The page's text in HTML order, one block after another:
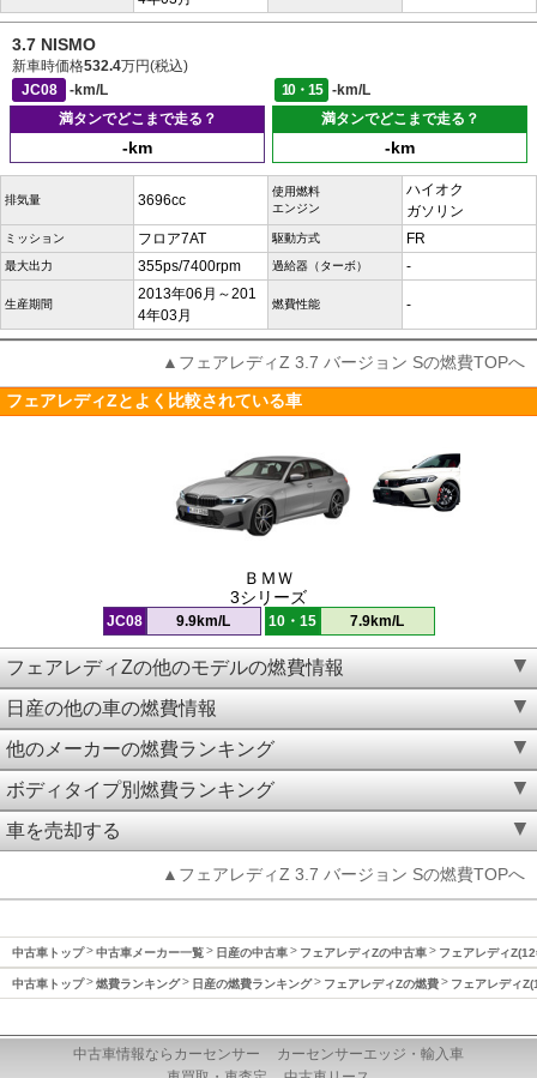
3.7 NISMO
新車時価格532.4万円(税込)
JC08
-km/L 10・15
-km/L
満タンでどこまで走る？
-km
満タンでどこまで走る？
-km
排気量 3696cc
使用燃料
エンジン
ハイオク
ガソリン
ミッション フロア7AT 駆動方式 FR
最大出力 355ps/7400rpm 過給器（ターボ） -
生産期間
2013年06月～201
4年03月
燃費性能 -
▲フェアレディZ 3.7 バージョン Sの燃費TOPへ
フェアレディZとよく比較されている車
ＢＭＷ
3シリーズ
JC08 9.9km/L 10・15 7.9km/L
フェアレディZの他のモデルの燃費情報
日産の他の車の燃費情報
他のメーカーの燃費ランキング
ボディタイプ別燃費ランキング
車を売却する
▲フェアレディZ 3.7 バージョン Sの燃費TOPへ
中古車トップ 中古車メーカー一覧 日産の中古車 フェアレディZの中古車 フェアレディ
中古車トップ 燃費ランキング 日産の燃費ランキング フェアレディZの燃費 フェアレディ
中古車情報ならカーセンサー
カーセンサーエッジ・輸入車